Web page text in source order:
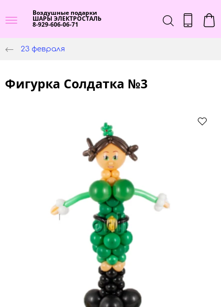
Воздушные подарки
ШАРЫ ЭЛЕКТРОСТАЛЬ
8-929-606-06-71
23 февраля
Фигурка Солдатка №3